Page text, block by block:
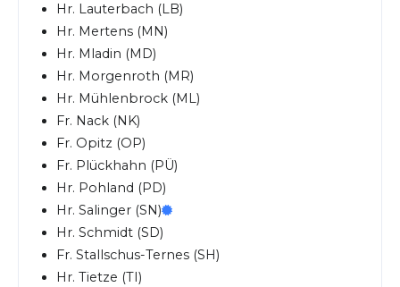
Hr. Lauterbach (LB)
Hr. Mertens (MN)
Hr. Mladin (MD)
Hr. Morgenroth (MR)
Hr. Mühlenbrock (ML)
Fr. Nack (NK)
Fr. Opitz (OP)
Fr. Plückhahn (PÜ)
Hr. Pohland (PD)
Hr. Salinger (SN)
Hr. Schmidt (SD)
Fr. Stallschus-Ternes (SH)
Hr. Tietze (TI)